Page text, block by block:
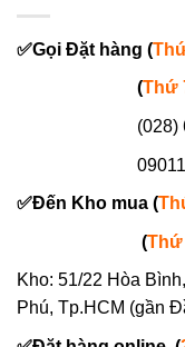
✅Gọi Đặt hàng (
(Thứ
(028) 62
✅Đến Kho mua (
(Thứ
Kho: 51/22 Hòa
Phú, Tp.HCM (gần